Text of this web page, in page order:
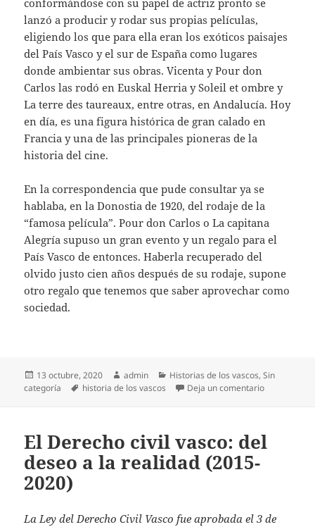
conformándose con su papel de actriz pronto se
lanzó a producir y rodar sus propias películas,
eligiendo los que para ella eran los exóticos paisajes
del País Vasco y el sur de España como lugares
donde ambientar sus obras. Vicenta y Pour don
Carlos las rodó en Euskal Herria y Soleil et ombre y
La terre des taureaux, entre otras, en Andalucía. Hoy
en día, es una figura histórica de gran calado en
Francia y una de las principales pioneras de la
historia del cine.
En la correspondencia que pude consultar ya se
hablaba, en la Donostia de 1920, del rodaje de la
“famosa película”. Pour don Carlos o La capitana
Alegría supuso un gran evento y un regalo para el
País Vasco de entonces. Haberla recuperado del
olvido justo cien años después de su rodaje, supone
otro regalo que tenemos que saber aprovechar como
sociedad.
Publicado
el
13 octubre, 2020 Autor
admin Categorías
Historias de los vascos,Sin
categoría
Etiquetas
historia de los vascos Deja un comentarioen A través
El Derecho civil vasco: del
deseo a la realidad (2015-
2020)
La Ley del Derecho Civil Vasco fue aprobada el 3 de